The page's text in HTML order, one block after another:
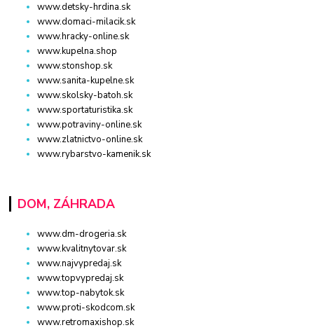
www.detsky-hrdina.sk
www.domaci-milacik.sk
www.hracky-online.sk
www.kupelna.shop
www.stonshop.sk
www.sanita-kupelne.sk
www.skolsky-batoh.sk
www.sportaturistika.sk
www.potraviny-online.sk
www.zlatnictvo-online.sk
www.rybarstvo-kamenik.sk
DOM, ZÁHRADA
www.dm-drogeria.sk
www.kvalitnytovar.sk
www.najvypredaj.sk
www.topvypredaj.sk
www.top-nabytok.sk
www.proti-skodcom.sk
www.retromaxishop.sk